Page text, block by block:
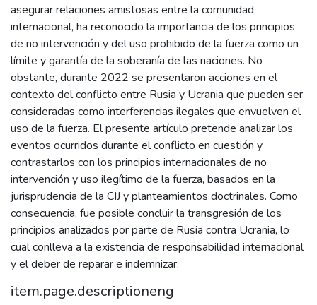
asegurar relaciones amistosas entre la comunidad
internacional, ha reconocido la importancia de los principios
de no intervención y del uso prohibido de la fuerza como un
límite y garantía de la soberanía de las naciones. No
obstante, durante 2022 se presentaron acciones en el
contexto del conflicto entre Rusia y Ucrania que pueden ser
consideradas como interferencias ilegales que envuelven el
uso de la fuerza. El presente artículo pretende analizar los
eventos ocurridos durante el conflicto en cuestión y
contrastarlos con los principios internacionales de no
intervención y uso ilegítimo de la fuerza, basados en la
jurisprudencia de la CIJ y planteamientos doctrinales. Como
consecuencia, fue posible concluir la transgresión de los
principios analizados por parte de Rusia contra Ucrania, lo
cual conlleva a la existencia de responsabilidad internacional
y el deber de reparar e indemnizar.
item.page.descriptioneng